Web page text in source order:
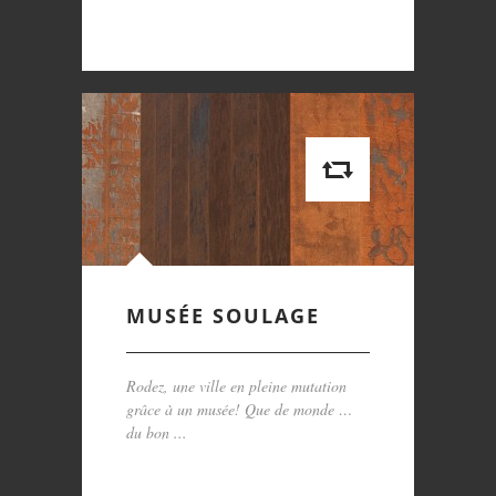
MUSÉE SOULAGE
Rodez, une ville en pleine mutation
grâce à un musée! Que de monde …
du bon ...